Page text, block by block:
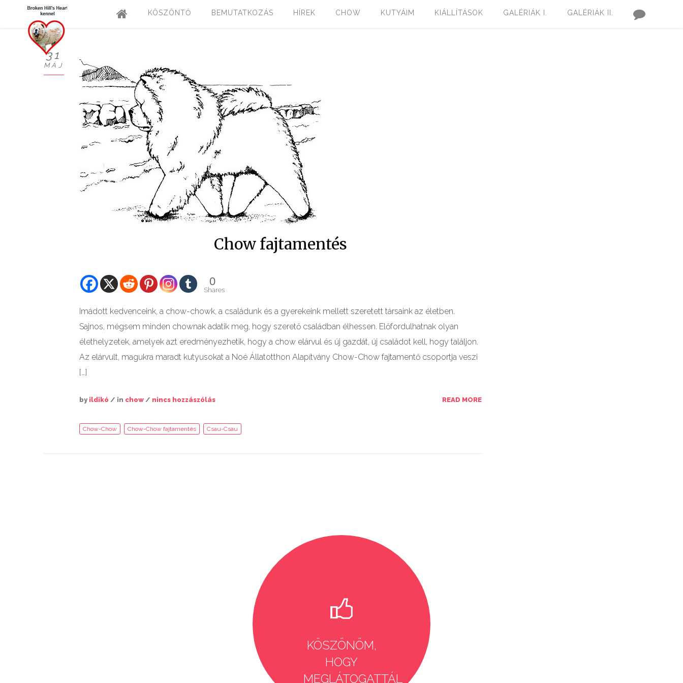
KÖSZÖNTŐ BEMUTATKOZÁS HÍREK CHOW KUTYÁIM KIÁLLÍTÁSOK GALÉRIÁK I. GALÉRIÁK II.
31
MÁJ
Chow fajtamentés
0
Shares
Imádott kedvenceink, a chow-chowk, a családunk és a gyerekeink mellett szeretett társaink az életben.
Sajnos, mégsem minden chownak adatik meg, hogy szerető családban élhessen. Előfordulhatnak olyan
élethelyzetek, amelyek azt eredményezhetik, hogy a chow elárvul és új gazdát, új családot kell, hogy találjon.
Az elárvult, magukra maradt kutyusokat a Noé Állatotthon Alapítvány Chow-Chow fajtamentő csoportja veszi
[…]
by ildikó / in chow/ nincs hozzászólás READ MORE
Chow-Chow Chow-Chow fajtamentés Csau-Csau
KÖSZÖNÖM,
HOGY
MEGLÁTOGATTÁL